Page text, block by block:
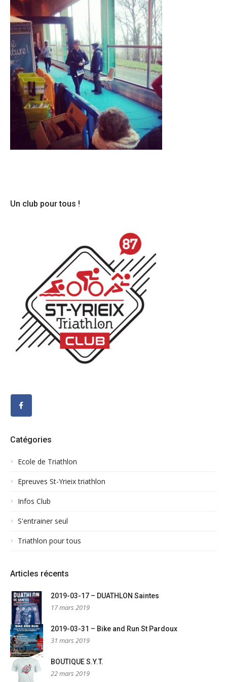
Un club pour tous !
Catégories
Ecole de Triathlon
Epreuves St-Yrieix triathlon
Infos Club
S'entrainer seul
Triathlon pour tous
Articles récents
2019-03-17 – DUATHLON Saintes
17 mars 2019
2019-03-31 – Bike and Run St Pardoux
31 mars 2019
BOUTIQUE S.Y.T.
22 mars 2019